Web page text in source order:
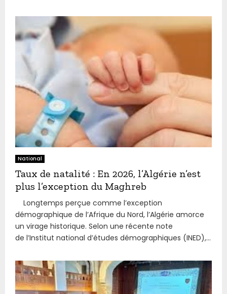
National
Taux de natalité : En 2026, l’Algérie n’est
plus l’exception du Maghreb
Longtemps perçue comme l’exception
démographique de l’Afrique du Nord, l’Algérie amorce
un virage historique. Selon une récente note
de l’Institut national d’études démographiques (INED),...